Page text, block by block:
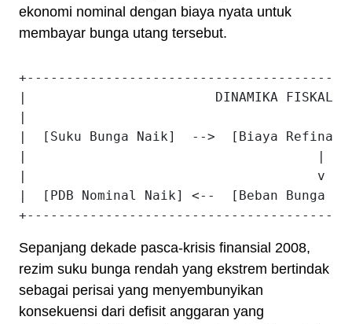
ekonomi nominal dengan biaya nyata untuk
membayar bunga utang tersebut.
|                        DINAMIKA
|  [Suku Bunga Naik]  -->  [Biaya
|                                     v
|  [PDB Nominal Naik] <--  [Beban Bunga
Sepanjang dekade pasca-krisis finansial 2008,
rezim suku bunga rendah yang ekstrem bertindak
sebagai perisai yang menyembunyikan
konsekuensi dari defisit anggaran yang